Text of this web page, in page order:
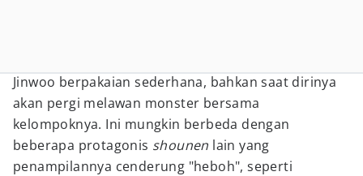
Jinwoo berpakaian sederhana, bahkan saat dirinya
akan pergi melawan monster bersama
kelompoknya. Ini mungkin berbeda dengan
beberapa protagonis shounen lain yang
penampilannya cenderung "heboh", seperti